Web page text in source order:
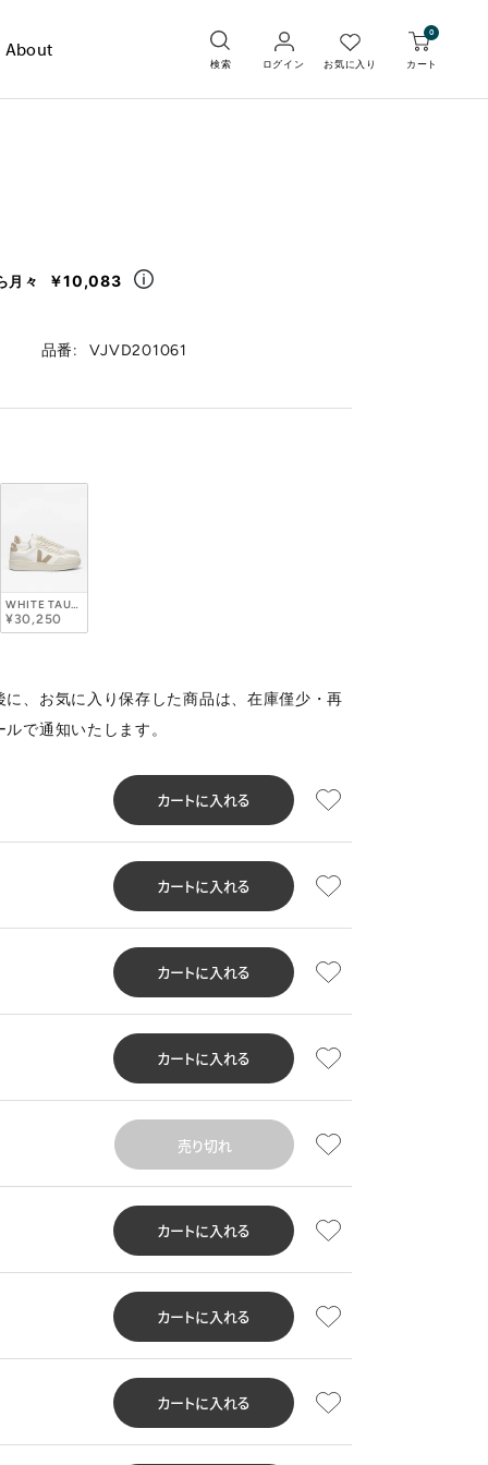
About
検索 ログイン お気に入り
0
カート
月々 ￥10,083
品番: VJVD201061
WHITE TAUPE
¥30,250
に、お気に入り保存した商品は、在庫僅少・再
で通知いたします。
カートに入れる
カートに入れる
カートに入れる
カートに入れる
売り切れ
カートに入れる
カートに入れる
カートに入れる